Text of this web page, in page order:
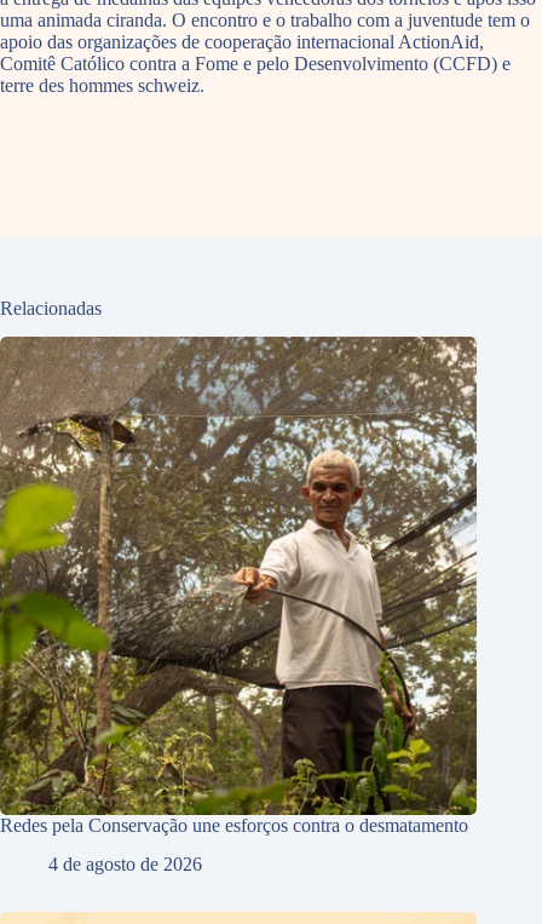
uma animada ciranda. O encontro e o trabalho com a juventude tem o
apoio das organizações de cooperação internacional ActionAid,
Comitê Católico contra a Fome e pelo Desenvolvimento (CCFD) e
terre des hommes schweiz.
Relacionadas
Redes pela Conservação une esforços contra o desmatamento
4 de agosto de 2026